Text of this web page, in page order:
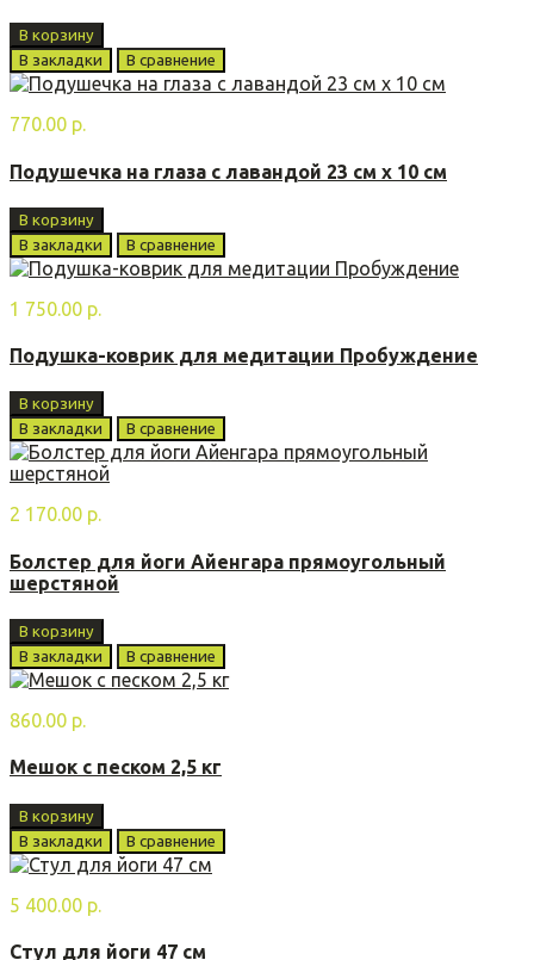
В корзину
В закладки
В сравнение
770.00 р.
Подушечка на глаза с лавандой 23 см х 10 см
В корзину
В закладки
В сравнение
1 750.00 р.
Подушка-коврик для медитации Пробуждение
В корзину
В закладки
В сравнение
2 170.00 р.
Болстер для йоги Айенгара прямоугольный
шерстяной
В корзину
В закладки
В сравнение
860.00 р.
Мешок с песком 2,5 кг
В корзину
В закладки
В сравнение
5 400.00 р.
Стул для йоги 47 см